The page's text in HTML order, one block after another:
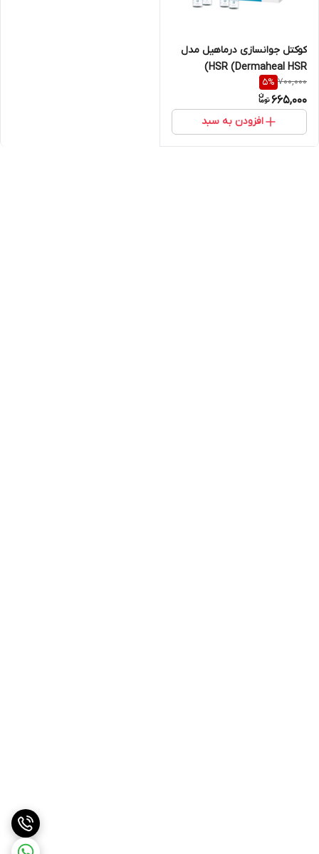
کوکتل جوانسازی درماهیل مدل
HSR (Dermaheal HSR)
700,000
5%
665,000
افزودن به سبد